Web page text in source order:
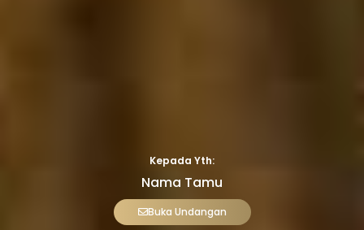
Kepada Yth:
Nama Tamu
Buka Undangan